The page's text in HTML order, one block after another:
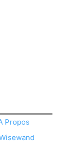
Propos